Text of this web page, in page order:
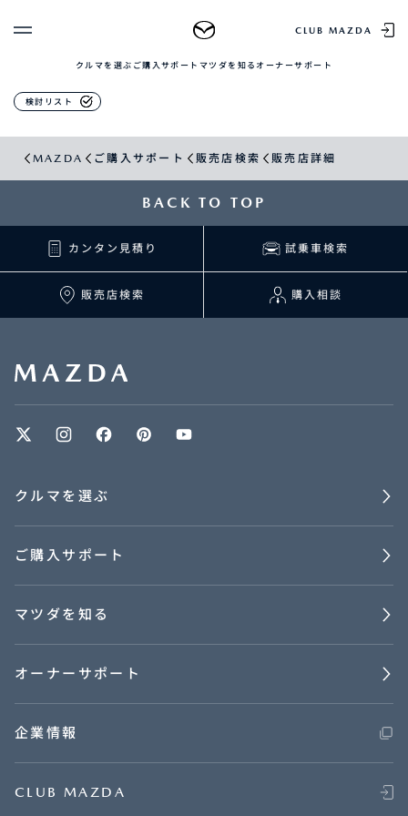
CLUB MAZDA
クルマを選ぶ ご購入サポート マツダを知る オーナーサポート
検討リスト
クルマ購入ガイド
カンタン見積り
販売店検索
試乗車検索
お問合せ/FAQ
ニュースルーム
新規会員登録
QRコード
登録情報の変更
お知らせ配信の登録・解除
ログアウト
販売店検索
MAZDA ご購入サポート 販売店検索 販売店詳細
BACK TO TOP
カンタン見積り 試乗車検索
販売店検索 購入相談
クルマを選ぶ
ご購入サポート
マツダを知る
オーナーサポート
企業情報
CLUB MAZDA